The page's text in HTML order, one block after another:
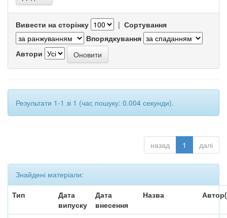
Вивести на сторінку | Сортування
Впорядкування
Автори
Результати 1-1 зі 1 (час пошуку: 0.004 секунди).
назад 1 далі
Знайдені матеріали:
Тип
Дата
випуску
Дата
внесення
Назва